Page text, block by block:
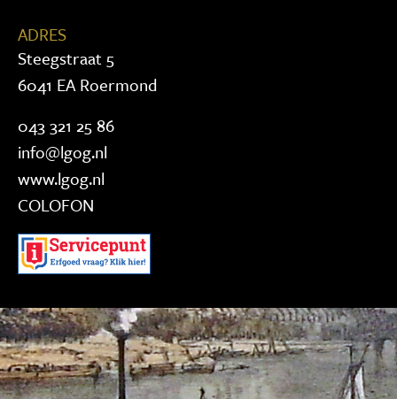
ADRES
Steegstraat 5
6041 EA Roermond
043 321 25 86
info@lgog.nl
www.lgog.nl
COLOFON